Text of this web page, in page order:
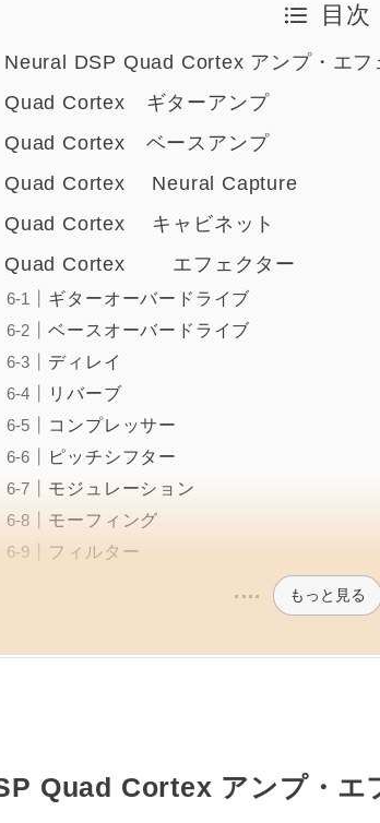
目次
Neural DSP Quad Cortex アンプ・エフ
Quad Cortex ギターアンプ
Quad Cortex ベースアンプ
Quad Cortex Neural Capture
Quad Cortex キャビネット
Quad Cortex エフェクター
ギターオーバードライブ
ベースオーバードライブ
ディレイ
リバーブ
コンプレッサー
ピッチシフター
モジュレーション
モーフィング
フィルター
もっと見る
Quad Cortex アンプ・エ